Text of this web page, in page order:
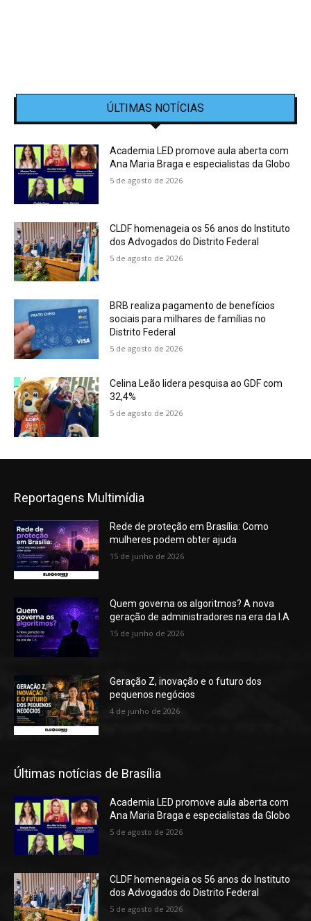
ÚLTIMAS NOTÍCIAS
Academia LED promove aula aberta com
Ana Maria Braga e especialistas da Globo
5 de agosto de 2026
CLDF homenageia os 56 anos do Instituto
dos Advogados do Distrito Federal
5 de agosto de 2026
BRB realiza pagamento de benefícios
sociais para milhares de famílias no
Distrito Federal
5 de agosto de 2026
Celina Leão lidera pesquisa ao GDF com
32,4%
5 de agosto de 2026
Reportagens Multimídia
Rede de proteção em Brasília: Como
mulheres podem obter ajuda
15 de junho de 2026
Quem governa os algoritmos? A nova
geração de administradores na era da I.A
15 de junho de 2026
Geração Z, inovação e o futuro dos
pequenos negócios
4 de junho de 2026
Últimas notícias de Brasília
Academia LED promove aula aberta com
Ana Maria Braga e especialistas da Globo
5 de agosto de 2026
CLDF homenageia os 56 anos do Instituto
dos Advogados do Distrito Federal
5 de agosto de 2026